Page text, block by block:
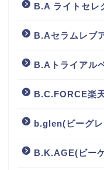
B.A ライトセレ
B.Aセラムレブ
B.Aトライアル
B.C.FORCE楽
b.glen(ビーグ
B.K.AGE(ビー